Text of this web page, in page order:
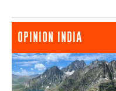
OPINION INDIA